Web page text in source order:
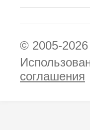
© 2005-2026
соглашения